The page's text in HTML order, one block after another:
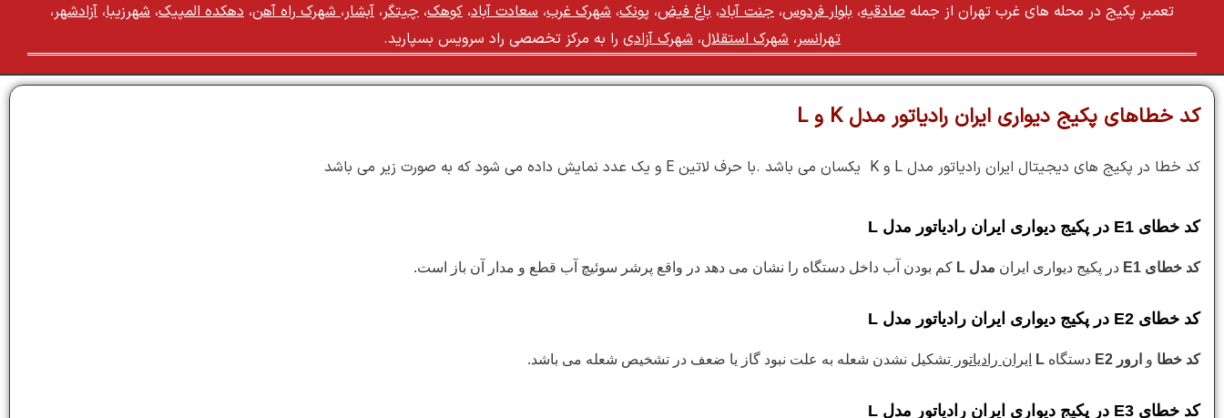
تعمیر پکیج در محله های غرب تهران از جمله صادقیه، بلوار فردوس، جنت آباد، باغ فیض، پونک، شهرک غرب، سعادت آباد، کوهک، چیتگر، آبشار،شهرک راه آهن، دهکده المپیک، شهرزیبا، آزادشهر،
تهرانسر، شهرک استقلال، شهرک آزادی را به مرکز تخصصی راد سرویس بسپارید.
کد خطاهای پکیج دیواری ایران رادیاتور مدل K و L
کد خطا در پکیج های دیجیتال ایران رادیاتور مدل L و K یکسان می باشد .با حرف لاتین E و یک عدد نمایش داده می شود که به صورت زیر می باشد
کد خطای E1 در پکیج دیواری ایران رادیاتور مدل L
کد خطای E1 در پکیج دیواری ایران مدل L کم بودن آب داخل دستگاه را نشان می دهد در واقع پرشر سوئیچ آب قطع و مدار آن باز است.
کد خطای E2 در پکیج دیواری ایران رادیاتور مدل L
کد خطا و ارور E2 دستگاه L ایران رادیاتور تشکیل نشدن شعله به علت نبود گاز یا ضعف در تشخیص شعله می باشد.
کد خطای E3 در پکیج دیواری ایران رادیاتور مدل L